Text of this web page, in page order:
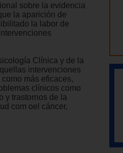
sobre la evidencia
la aparición de
la labor de
Clínica y de la
intervenciones
más eficaces,
clínicos como
y trastornos de la
com oel cáncer,